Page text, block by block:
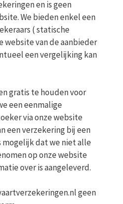
en is geen
We bieden enkel een
( statische
website van de aanbieder
een vergelijking kan
gratis te houden voor
een eenmalige
via onze website
een verzekering bij een
dat we niet alle
op onze website
over is aangeleverd.
geen